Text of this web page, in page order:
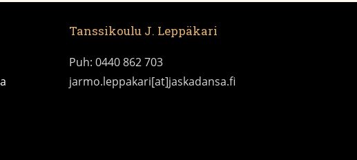
Tanssikoulu J. Leppäkari
Puh: 0440 862 703
jarmo.leppakari[at]jaskadansa.fi